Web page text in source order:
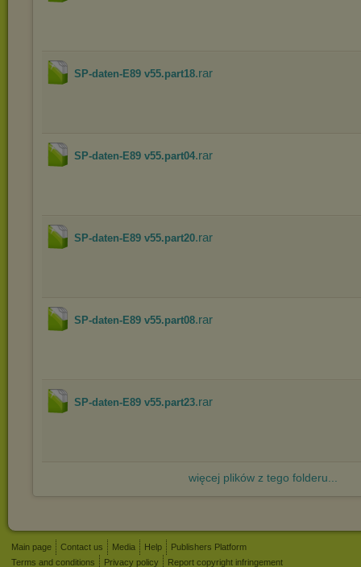
SP-daten-E89 v55.part18.rar
SP-daten-E89 v55.part04.rar
SP-daten-E89 v55.part20.rar
SP-daten-E89 v55.part08.rar
SP-daten-E89 v55.part23.rar
więcej plików z tego folderu...
Main page Contact us Media Help
Publishers Platform
Terms and conditions
Privacy policy Report copyright infringement